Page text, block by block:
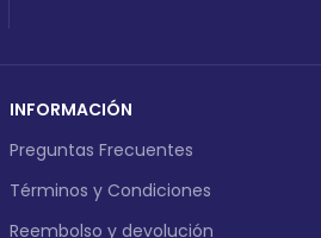
INFORMACIÓN
Preguntas Frecuentes
Términos y Condiciones
Reembolso y devolución